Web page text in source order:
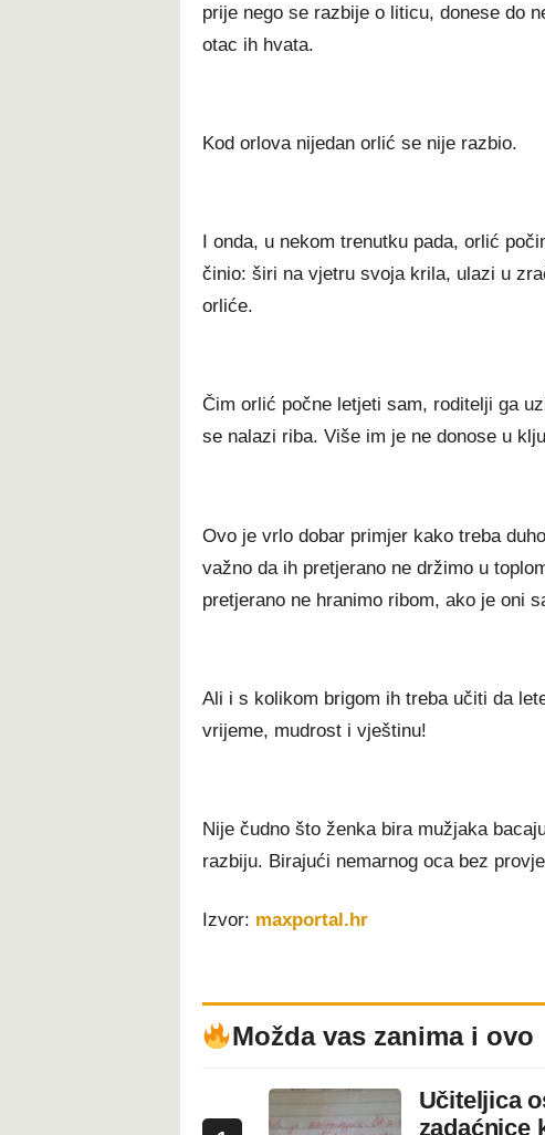
prije nego se razbije o liticu, donese do
otac ih hvata.
Kod orlova nijedan orlić se nije razbio.
I onda, u nekom trenutku pada, orlić
činio: širi na vjetru svoja krila, ulazi u
orliće.
Čim orlić počne letjeti sam, roditelji ga
se nalazi riba. Više im je ne donose u
Ovo je vrlo dobar primjer kako treba
važno da ih pretjerano ne držimo u
pretjerano ne hranimo ribom, ako je oni
Ali i s kolikom brigom ih treba učiti da
vrijeme, mudrost i vještinu!
Nije čudno što ženka bira mužjaka
razbiju. Birajući nemarnog oca bez
Izvor: maxportal.hr
Možda vas zanima i ovo
Učiteljica
zadaćnice